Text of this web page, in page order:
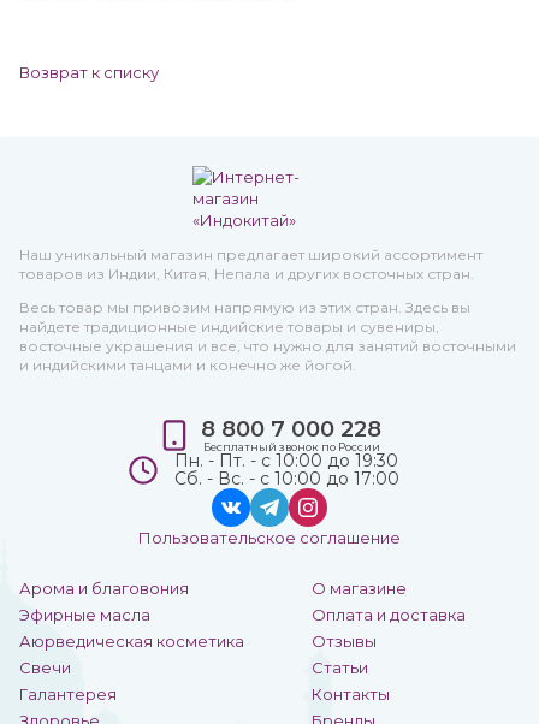
Возврат к списку
Наш уникальный магазин предлагает широкий ассортимент
товаров из Индии, Китая, Непала и других восточных стран.
Весь товар мы привозим напрямую из этих стран. Здесь вы
найдете традиционные индийские товары и сувениры,
восточные украшения и все, что нужно для занятий восточными
и индийскими танцами и конечно же йогой.
Арома и благовония
Эфирные масла
Аюрведическая косметика
Свечи
Галантерея
О магазине
Оплата и доставка
Отзывы
Статьи
Контакты
8 800 7 000 228
Бесплатный звонок по России
Пн. - Пт. - с 10:00 до 19:30
Сб. - Вс. - с 10:00 до 17:00
Пользовательское соглашение